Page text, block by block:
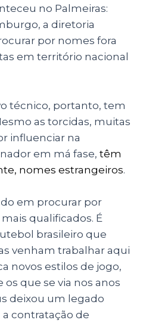
no Palmeiras:
a diretoria
por nomes fora
em território nacional
técnico, portanto, tem
as torcidas, muitas
influenciar na
em má fase, têm
nomes estrangeiros.
em procurar por
qualificados. É
brasileiro que
venham trabalhar aqui
novos estilos de jogo,
que se via nos anos
deixou um legado
contratação de